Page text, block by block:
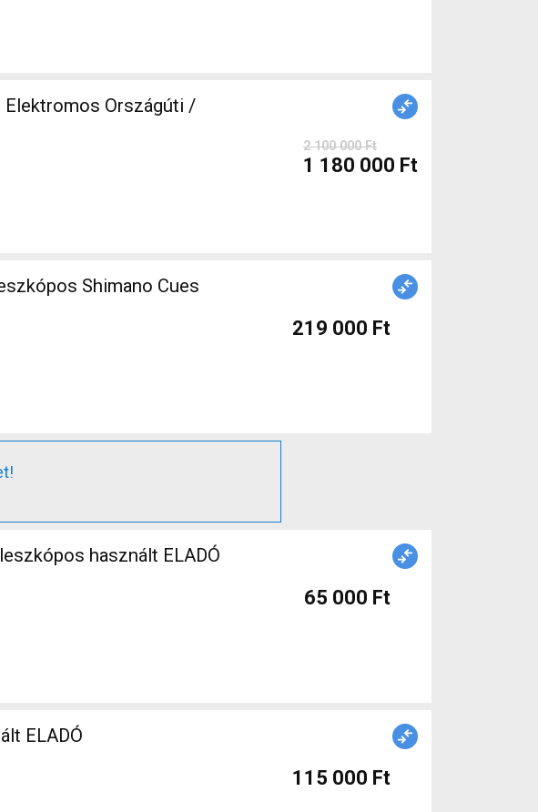
Elektromos Országúti /
2 100 000 Ft
1 180 000 Ft
Shimano Cues
219 000 Ft
használt ELADÓ
65 000 Ft
ELADÓ
115 000 Ft